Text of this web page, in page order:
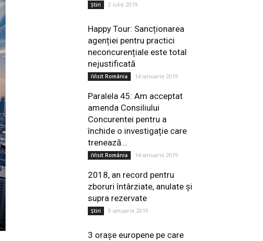
Știri 2 iulie 2019
Happy Tour: Sancționarea
agenției pentru practici
neconcurențiale este total
nejustificată
iVisit România 14 ianuarie 2019
Paralela 45: Am acceptat
amenda Consiliului
Concurentei pentru a
închide o investigație care
trenează...
iVisit România 14 ianuarie 2019
2018, an record pentru
zboruri întârziate, anulate și
supra rezervate
Știri 9 ianuarie 2019
3 orașe europene pe care